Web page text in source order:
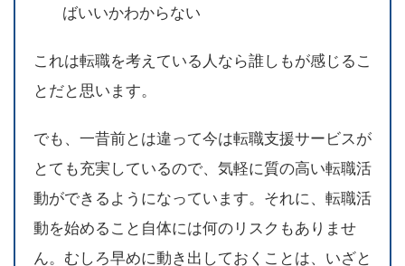
ばいいかわからない
これは転職を考えている人なら誰しもが感じるこ
とだと思います。
でも、一昔前とは違って今は転職支援サービスが
とても充実しているので、気軽に質の高い転職活
動ができるようになっています。それに、転職活
動を始めること自体には何のリスクもありませ
ん。むしろ早めに動き出しておくことは、いざと